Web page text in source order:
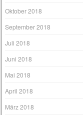
Oktober 2018
September 2018
Juli 2018
Juni 2018
Mai 2018
April 2018
März 2018